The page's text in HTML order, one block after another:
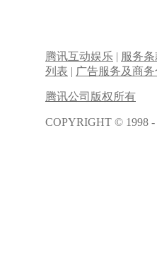
腾讯互动娱乐 | 服务
列表 | 广告服务及商
腾讯公司版权所有
COPYRIGHT © 1998